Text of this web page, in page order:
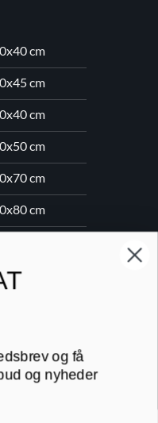
cm
cm
cm
cm
cm
cm
Hinnerup · CVR 40736166 ·
og få
og nyheder